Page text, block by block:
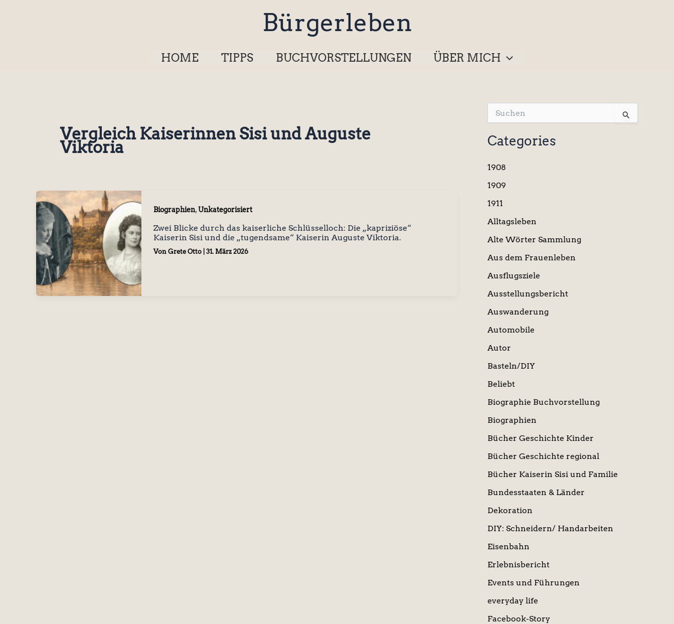
Bürgerleben
HOME TIPPS BUCHVORSTELLUNGEN ÜBER MICH
Vergleich Kaiserinnen Sisi und Auguste
Viktoria
Biographien,Unkategorisiert
Zwei Blicke durch das kaiserliche Schlüsselloch: Die „kapriziöse“
Kaiserin Sisi und die „tugendsame“ Kaiserin Auguste Viktoria.
Von Grete Otto 31. März 2026
u
c
h
n
a
h
Categories
1908
1909
1911
Alltagsleben
Alte Wörter Sammlung
Aus dem Frauenleben
Ausflugsziele
Ausstellungsbericht
Auswanderung
Automobile
Autor
Basteln/DIY
Beliebt
Biographie Buchvorstellung
Biographien
Bücher Geschichte Kinder
Bücher Geschichte regional
Bücher Kaiserin Sisi und Familie
Bundesstaaten & Länder
Dekoration
DIY: Schneidern/ Handarbeiten
Eisenbahn
Erlebnisbericht
Events und Führungen
everyday life
Facebook-Story